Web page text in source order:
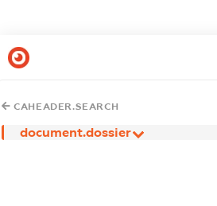
CAHEADER.SEARCH
document.dossier